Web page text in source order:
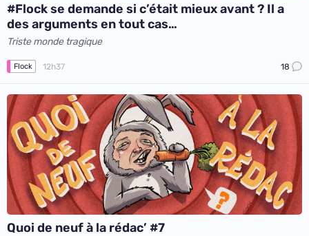
#Flock se demande si c’était mieux avant ? Il a
des arguments en tout cas…
Triste monde tragique
Flock 12h37 18
Quoi de neuf à la rédac’ #7